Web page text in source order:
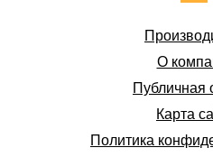
О
Публичная
Карта
Политика